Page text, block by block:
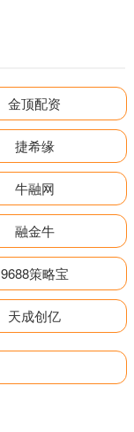
金顶配资
捷希缘
牛融网
融金牛
9688策略宝
天成创亿